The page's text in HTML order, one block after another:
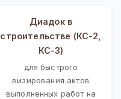
Диадок в
строительстве (КС-2,
КС-3)
для быстрого
визирования актов
выполненных работ на